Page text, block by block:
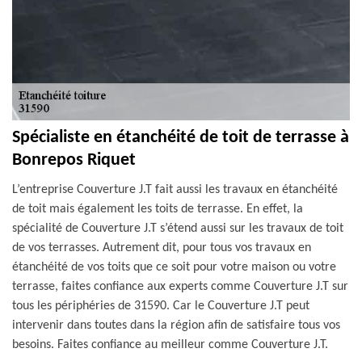
Spécialiste en étanchéité de toit de terrasse à
Bonrepos Riquet
L’entreprise Couverture J.T fait aussi les travaux en étanchéité
de toit mais également les toits de terrasse. En effet, la
spécialité de Couverture J.T s’étend aussi sur les travaux de toit
de vos terrasses. Autrement dit, pour tous vos travaux en
étanchéité de vos toits que ce soit pour votre maison ou votre
terrasse, faites confiance aux experts comme Couverture J.T sur
tous les périphéries de 31590. Car le Couverture J.T peut
intervenir dans toutes dans la région afin de satisfaire tous vos
besoins. Faites confiance au meilleur comme Couverture J.T.